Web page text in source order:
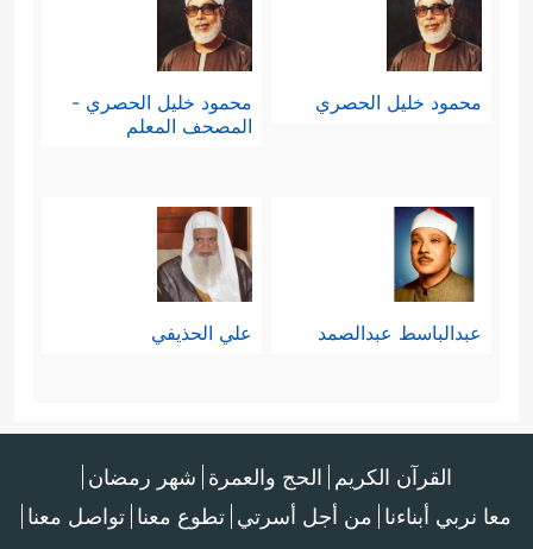
محمود خليل الحصري
محمود خليل الحصري -
المصحف المعلم
عبدالباسط عبدالصمد علي الحذيفي
القرآن الكريم الحج والعمرة شهر رمضان
معا نربي أبناءنا من أجل أسرتي تطوع معنا تواصل معنا